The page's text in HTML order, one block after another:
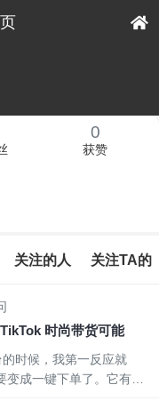
0
获赞
关注的人 关注TA的
时尚带货可能又要变了
时候，我第一反应就
成一键下单了。它有点